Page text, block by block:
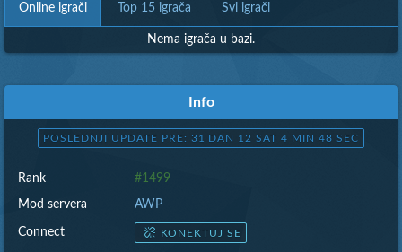
Online igrači Top 15 igrača Svi igrači
Nema igrača u bazi.
Info
POSLEDNJI UPDATE PRE: 31 DAN 12 SAT 4 MIN 49 SEC
Rank #1499
Mod servera AWP
Connect KONEKTUJ SE